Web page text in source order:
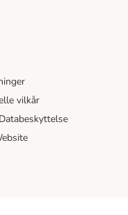
vilkår
Databeskyttelse